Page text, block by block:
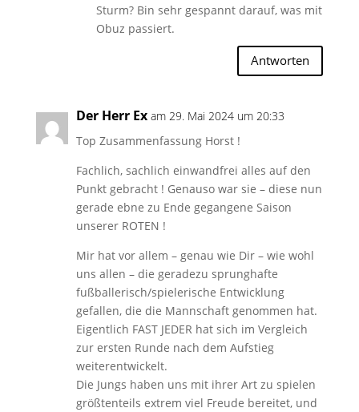
Sturm? Bin sehr gespannt darauf, was mit
Obuz passiert.
Antworten
Der Herr Ex am 29. Mai 2024 um 20:33
Top Zusammenfassung Horst !
Fachlich, sachlich einwandfrei alles auf den
Punkt gebracht ! Genauso war sie – diese nun
gerade ebne zu Ende gegangene Saison
unserer ROTEN !
Mir hat vor allem – genau wie Dir – wie wohl
uns allen – die geradezu sprunghafte
fußballerisch/spielerische Entwicklung
gefallen, die die Mannschaft genommen hat.
Eigentlich FAST JEDER hat sich im Vergleich
zur ersten Runde nach dem Aufstieg
weiterentwickelt.
Die Jungs haben uns mit ihrer Art zu spielen
größtenteils extrem viel Freude bereitet, und